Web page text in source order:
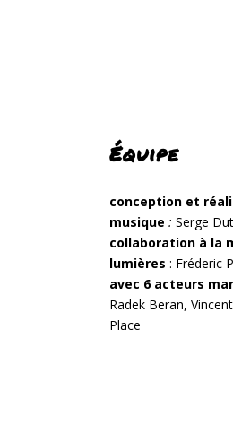
Équipe
conception et
musique : Serge
collaboration à la
lumières : Fréderic
avec 6 acteurs
Radek Beran,
Place